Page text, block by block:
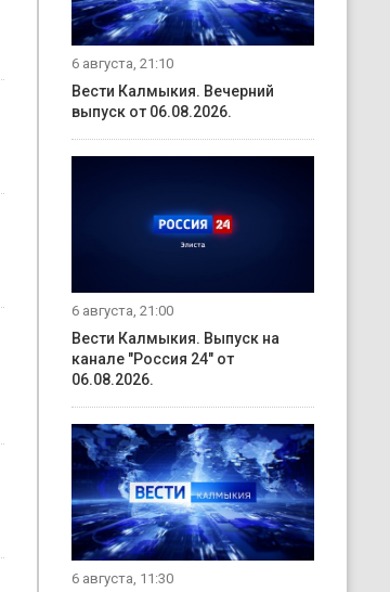
6 августа, 21:10
Вести Калмыкия. Вечерний
выпуск от 06.08.2026.
6 августа, 21:00
Вести Калмыкия. Выпуск на
канале "Россия 24" от
06.08.2026.
6 августа, 11:30